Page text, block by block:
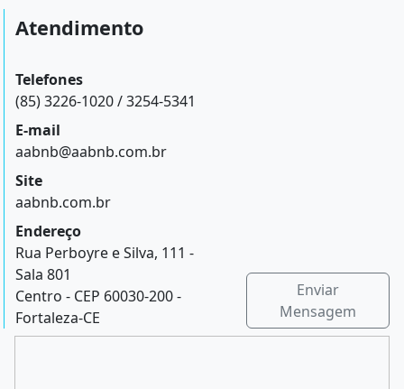
Atendimento
Telefones
(85) 3226-1020 / 3254-5341
E-mail
aabnb@aabnb.com.br
Site
aabnb.com.br
Endereço
Rua Perboyre e Silva, 111 -
Sala 801
Centro - CEP 60030-200 -
Fortaleza-CE
Enviar
Mensagem